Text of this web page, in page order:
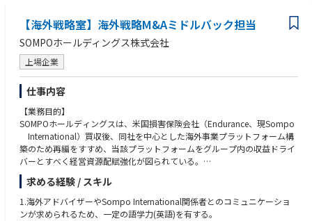
要件定義、ソリューション選定、プロジェクト計画、ベンダーマネジメン
トなど、企画・上流工程を中心に担当します。決められた仕様を実装する
だけではなく、「何を実現するか」「どのように進めるか」から関与でき
るポジションです。
③ 金融業務とITの両面で専門性を高められる
業務部門や外部ベンダーと協働しながら、金融業務に対する理解と、シス
テム開発・プロジェクトマネジメントの知見を掛け合わせてキャリアを形
成できます。
④ リーダー・マネジメントへのキャリアを広げられる
入社後は担当プロジェクトで経験を積みながら、より規模の大きな案件や
複数案件のマネジメント、チームリードなどへ役割を広げていただくこと
を期待しています。
会議では、今回の採用は「即戦力でチームリーダーになれる方」が中心で
あり、将来的なマネジメントも見据える方針が確認されています。
る知見
チームリーダーとしてのメンバー支援・育成経験
■求める人物像
業務部門、IT部門、外部ベンダー等、立場の異なる関係者と円滑にコミュ
ニケーションを取れる方
課題を自ら整理し、関係者を巻き込みながら解決に向けて行動できる方
プロジェクト全体を俯瞰し、優先順位を付けて着実に推進できる方
金融サービスの品質・安定性に責任を持ち、丁寧かつ粘り強く業務に取り
組める方
既存の方法にとらわれず、新しい技術や進め方を柔軟に取り入れられる方
自身の専門性を高めるとともに、将来的にチームや組織をリードしたい方
【海外戦略室】海外戦略M&Aミドルバック担当
SOMPOホールディングス株式会社
上場企業
仕事内容
【業務目的】
SOMPOホールディングスは、米国損害保険会社（Endurance、現Sompo
International）買収後、同社を中心とした海外事業プラットフォーム構
築のため再編をすすめ、当該プラットフォームをグループ内の収益ドライ
バーとすべく経営資源配賦強化が図られている。
海外企業買収(部分出資含む)および初期的なPMI業務を担う海外戦略室の一
員として、Sompo Internationalを基軸として事業展開される海外保険事
業M&Aに関する様々な業務をサポートする。
求める経験 / スキル
1.海外アドバイザーやSompo International関係者とのコミュニケーショ
ンが求められるため、一定の語学力(英語)を有する。